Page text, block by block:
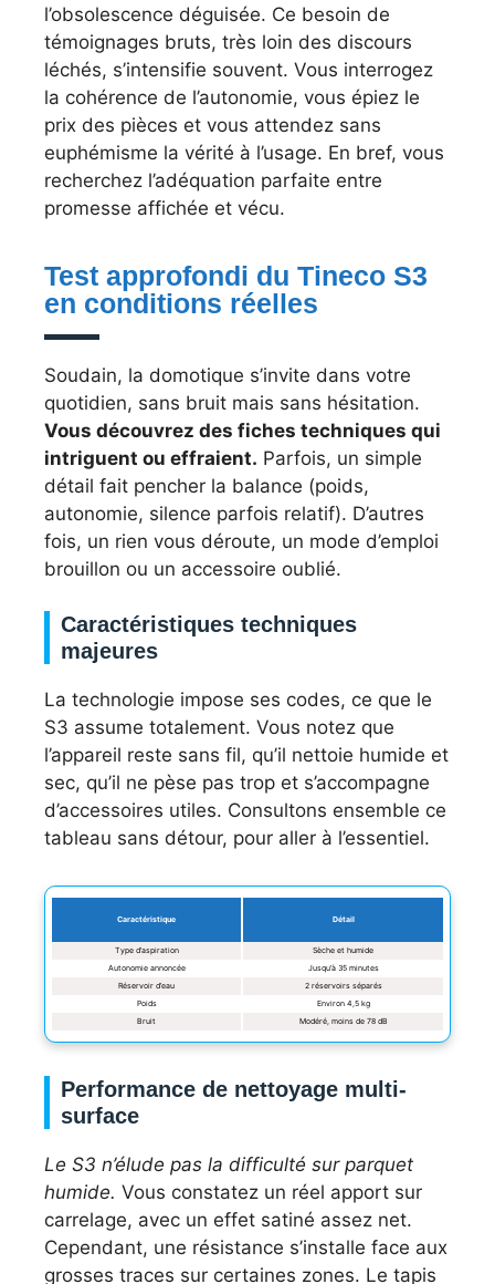
l’obsolescence déguisée. Ce besoin de
témoignages bruts, très loin des discours
léchés, s’intensifie souvent. Vous interrogez
la cohérence de l’autonomie, vous épiez le
prix des pièces et vous attendez sans
euphémisme la vérité à l’usage. En bref, vous
recherchez l’adéquation parfaite entre
promesse affichée et vécu.
Test approfondi du Tineco S3
en conditions réelles
Soudain, la domotique s’invite dans votre
quotidien, sans bruit mais sans hésitation.
Vous découvrez des fiches techniques qui
intriguent ou effraient. Parfois, un simple
détail fait pencher la balance (poids,
autonomie, silence parfois relatif). D’autres
fois, un rien vous déroute, un mode d’emploi
brouillon ou un accessoire oublié.
Caractéristiques techniques
majeures
La technologie impose ses codes, ce que le
S3 assume totalement. Vous notez que
l’appareil reste sans fil, qu’il nettoie humide et
sec, qu’il ne pèse pas trop et s’accompagne
d’accessoires utiles. Consultons ensemble ce
tableau sans détour, pour aller à l’essentiel.
Caractéristique Détail
Type d’aspiration
Sèche et humide
Autonomie annoncée
Jusqu’à 35 minutes
Réservoir d’eau
2 réservoirs séparés
Poids
Environ 4,5 kg
Bruit
Modéré, moins de 78 dB
Performance de nettoyage multi-
surface
Le S3 n’élude pas la difficulté sur parquet
humide. Vous constatez un réel apport sur
carrelage, avec un effet satiné assez net.
Cependant, une résistance s’installe face aux
grosses traces sur certaines zones. Le tapis